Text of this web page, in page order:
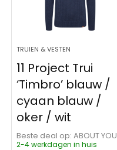
TRUIEN & VESTEN
11 Project Trui
‘Timbro’ blauw /
cyaan blauw /
oker / wit
Beste deal op:
ABOUT YOU
2-4 werkdagen in huis